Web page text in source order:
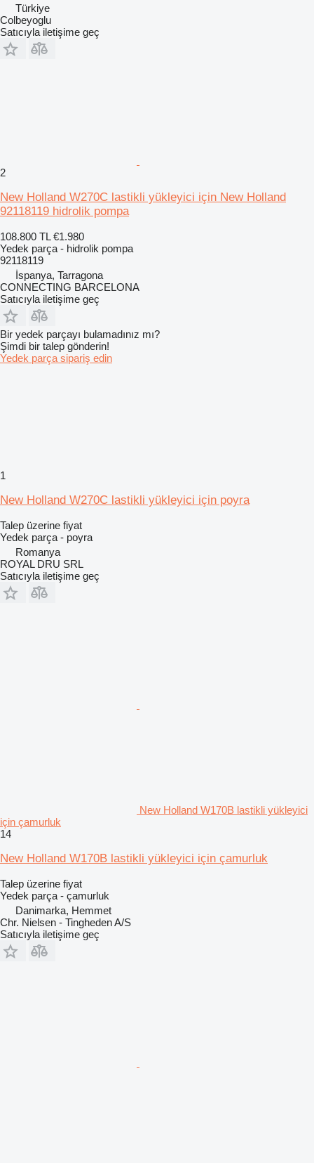
Türkiye
Colbeyoglu
Satıcıyla iletişime geç
2
New Holland W270C lastikli yükleyici için New Holland
92118119 hidrolik pompa
108.800 TL €1.980
Yedek parça - hidrolik pompa
92118119
İspanya, Tarragona
CONNECTING BARCELONA
Satıcıyla iletişime geç
Bir yedek parçayı bulamadınız mı?
Şimdi bir talep gönderin!
Yedek parça sipariş edin
1
New Holland W270C lastikli yükleyici için poyra
Talep üzerine fiyat
Yedek parça - poyra
Romanya
ROYAL DRU SRL
Satıcıyla iletişime geç
New Holland W170B lastikli yükleyici
için çamurluk
14
New Holland W170B lastikli yükleyici için çamurluk
Talep üzerine fiyat
Yedek parça - çamurluk
Danimarka, Hemmet
Chr. Nielsen - Tingheden A/S
Satıcıyla iletişime geç